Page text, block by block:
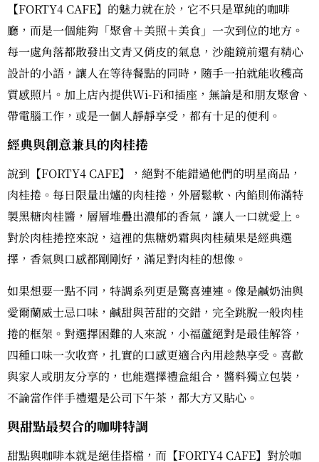
【FORTY4 CAFE】的魅力就在於，它不只是單純的咖啡
廳，而是一個能夠「聚會＋美照＋美食」一次到位的地方。
每一處角落都散發出文青又俏皮的氣息，沙龍鏡前還有精心
設計的小語，讓人在等待餐點的同時，隨手一拍就能收穫高
質感照片。加上店內提供Wi-Fi和插座，無論是和朋友聚會、
帶電腦工作，或是一個人靜靜享受，都有十足的便利。
經典與創意兼具的肉桂捲
說到【FORTY4 CAFE】，絕對不能錯過他們的明星商品，
肉桂捲。每日限量出爐的肉桂捲，外層鬆軟、內餡則佈滿特
製黑糖肉桂醬，層層堆疊出濃郁的香氣，讓人一口就愛上。
對於肉桂捲控來說，這裡的焦糖奶霜與肉桂蘋果是經典選
擇，香氣與口感都剛剛好，滿足對肉桂的想像。
如果想要一點不同，特調系列更是驚喜連連。像是鹹奶油與
愛爾蘭威士忌口味，鹹甜與苦甜的交錯，完全跳脫一般肉桂
捲的框架。對選擇困難的人來說，小福蘆絕對是最佳解答，
四種口味一次收齊，扎實的口感更適合內用趁熱享受。喜歡
與家人或朋友分享的，也能選擇禮盒組合，醬料獨立包裝，
不論當作伴手禮還是公司下午茶，都大方又貼心。
與甜點最契合的咖啡特調
甜點與咖啡本就是絕佳搭檔，而【FORTY4 CAFE】對於咖